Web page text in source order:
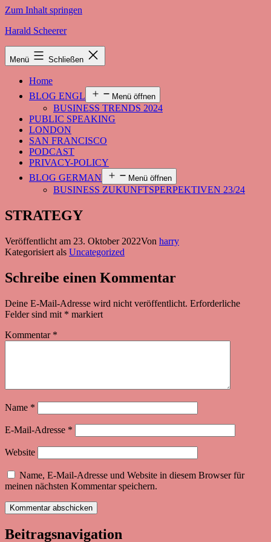
Zum Inhalt springen
Harald Scheerer
Menü Schließen
Home
BLOG ENGL
Menü öffnen
BUSINESS TRENDS 2024
PUBLIC SPEAKING
LONDON
SAN FRANCISCO
PODCAST
PRIVACY-POLICY
BLOG GERMAN
Menü öffnen
BUSINESS ZUKUNFTSPERPEKTIVEN 23/24
STRATEGY
Veröffentlicht am 23. Oktober 2022Von harry
Kategorisiert als Uncategorized
Schreibe einen Kommentar
Deine E-Mail-Adresse wird nicht veröffentlicht. Erforderliche
Felder sind mit * markiert
Kommentar *
Name *
E-Mail-Adresse *
Website
Name, E-Mail-Adresse und Website in diesem Browser für
meinen nächsten Kommentar speichern.
Beitragsnavigation